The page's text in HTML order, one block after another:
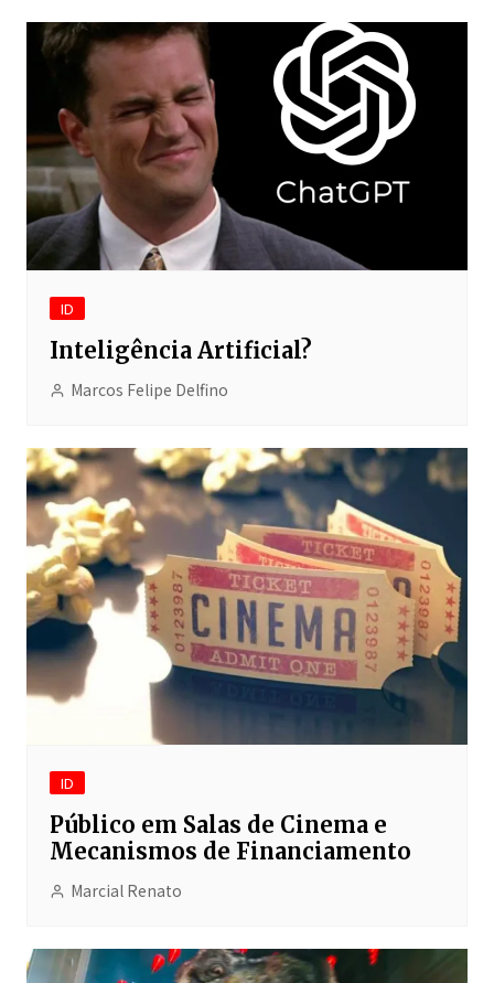
ID
Inteligência Artificial?
Marcos Felipe Delfino
ID
Público em Salas de Cinema e
Mecanismos de Financiamento
Marcial Renato